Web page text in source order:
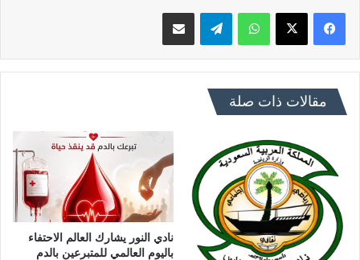
فيسبوك X واتساب تيلقرام
مقالات ذات صلة
نادي النور يشارك العالم الاحتفاء
باليوم العالمي للمتبرعين بالدم